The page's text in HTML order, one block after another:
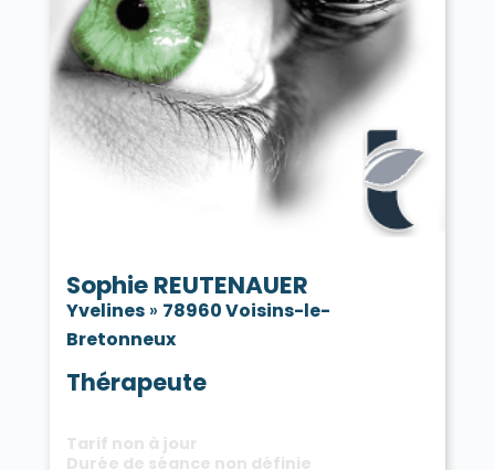
Sophie REUTENAUER
Yvelines» 78960 Voisins-le-
Bretonneux
Thérapeute
Tarif non à jour
Durée de séance non définie